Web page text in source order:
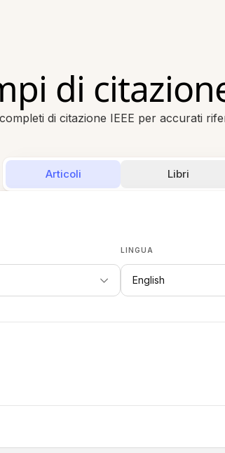
di
di citazione IEEE per accurati
Articoli Libri
LINGUA
English